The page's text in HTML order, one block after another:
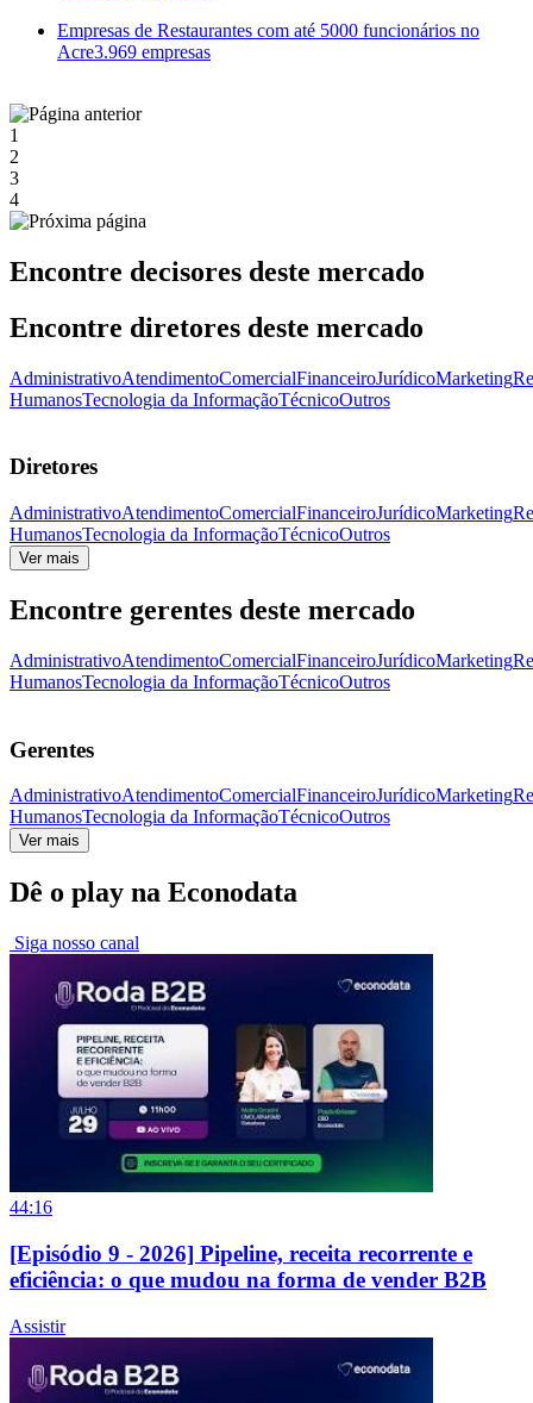
Empresas de Restaurantes com até 5000 funcionários no
Acre3.969 empresas
1
2
3
4
Encontre decisores deste mercado
Encontre diretores deste mercado
AdministrativoAtendimentoComercialFinanceiroJurídicoMarketing
HumanosTecnologia da InformaçãoTécnicoOutros
Diretores
AdministrativoAtendimentoComercialFinanceiroJurídicoMarketing
HumanosTecnologia da InformaçãoTécnicoOutros
Ver mais
Encontre gerentes deste mercado
AdministrativoAtendimentoComercialFinanceiroJurídicoMarketing
HumanosTecnologia da InformaçãoTécnicoOutros
Gerentes
AdministrativoAtendimentoComercialFinanceiroJurídicoMarketing
HumanosTecnologia da InformaçãoTécnicoOutros
Ver mais
Dê o play na Econodata
Siga nosso canal
44:16
[Episódio 9 - 2026] Pipeline, receita recorrente e
eficiência: o que mudou na forma de vender B2B
Assistir